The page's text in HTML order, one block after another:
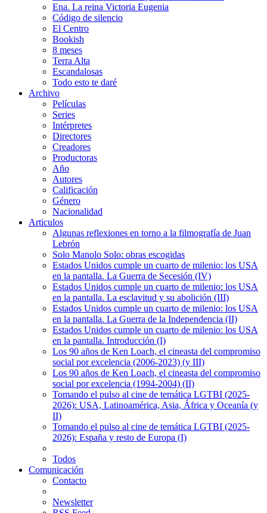
Ena. La reina Victoria Eugenia
Código de silencio
El Centro
Bookish
8 meses
Terra Alta
Escandalosas
Todo esto te daré
Archivo
Películas
Series
Intérpretes
Directores
Creadores
Productoras
Año
Autores
Calificación
Género
Nacionalidad
Articulos
Algunas reflexiones en torno a la filmografía de Juan
Lebrón
Solo Manolo Solo: obras escogidas
Estados Unidos cumple un cuarto de milenio: los USA
en la pantalla. La Guerra de Secesión (IV)
Estados Unidos cumple un cuarto de milenio: los USA
en la pantalla. La esclavitud y su abolición (III)
Estados Unidos cumple un cuarto de milenio: los USA
en la pantalla. La Guerra de la Independencia (II)
Estados Unidos cumple un cuarto de milenio: los USA
en la pantalla. Introducción (I)
Los 90 años de Ken Loach, el cineasta del compromiso
social por excelencia (2006-2023) (y III)
Los 90 años de Ken Loach, el cineasta del compromiso
social por excelencia (1994-2004) (II)
Tomando el pulso al cine de temática LGTBI (2025-
2026): USA, Latinoamérica, Asia, África y Oceanía (y
II)
Tomando el pulso al cine de temática LGTBI (2025-
2026): España y resto de Europa (I)
Todos
Comunicación
Contacto
Newsletter